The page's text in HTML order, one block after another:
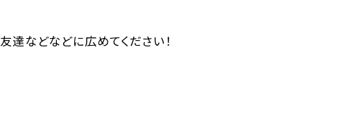
達などなどに広めてください！